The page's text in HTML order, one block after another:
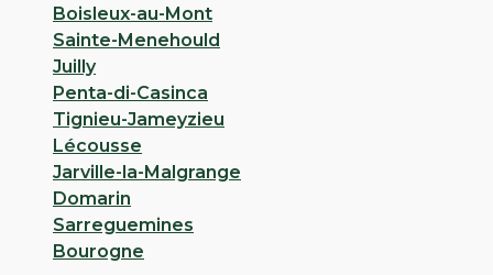
Boisleux-au-Mont
Sainte-Menehould
Juilly
Penta-di-Casinca
Tignieu-Jameyzieu
Lécousse
Jarville-la-Malgrange
Domarin
Sarreguemines
Bourogne